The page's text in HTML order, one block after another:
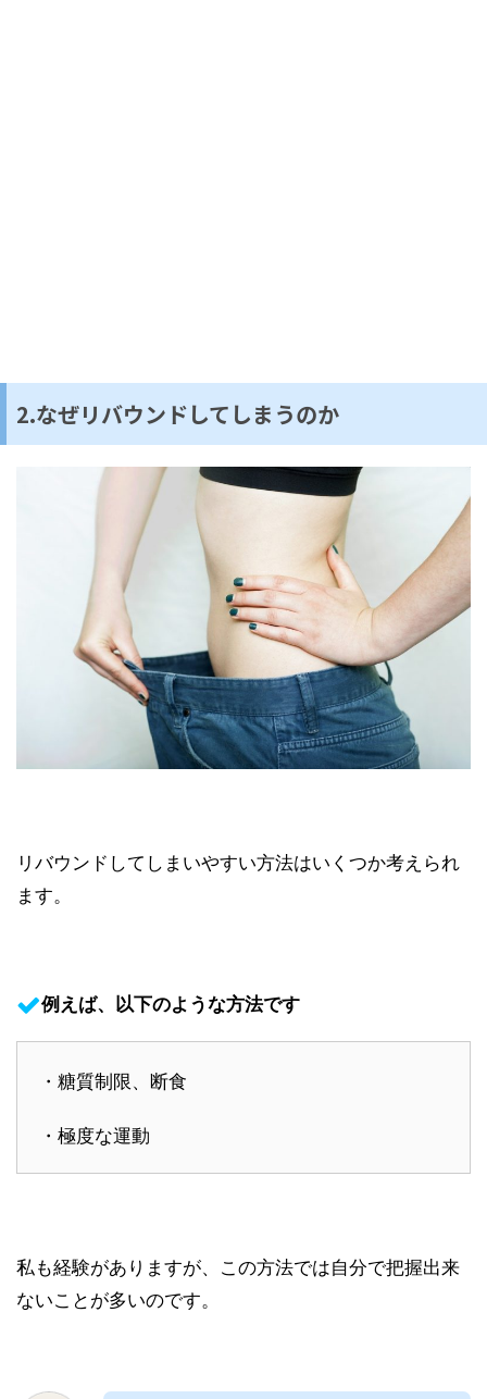
2.なぜリバウンドしてしまうのか
リバウンドしてしまいやすい方法はいくつか考えられ
ます。
例えば、以下のような方法です
・糖質制限、断食
・極度な運動
私も経験がありますが、この方法では自分で把握出来
ないことが多いのです。